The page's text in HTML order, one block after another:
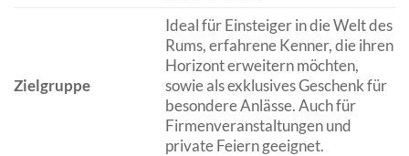
Zielgruppe
Ideal für Einsteiger in die Welt des
Rums, erfahrene Kenner, die ihren
Horizont erweitern möchten,
sowie als exklusives Geschenk für
besondere Anlässe. Auch für
Firmenveranstaltungen und
private Feiern geeignet.